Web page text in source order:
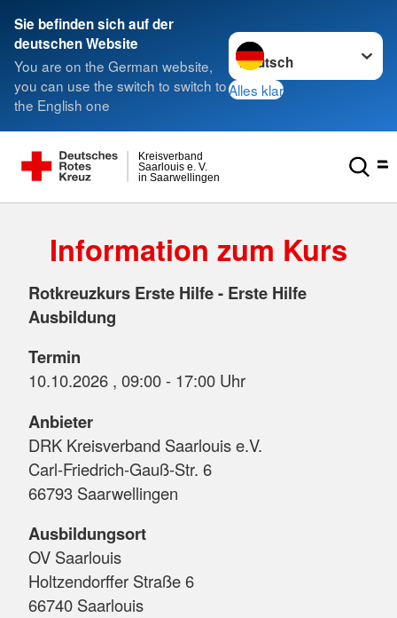
Sie befinden sich auf der
deutschen Website
You are on the German website,
you can use the switch to switch to
the English one
Sprache wechseln zu
Alles klar
in Saarwellingen
Saarlouis e. V.
Kreisverband
Information zum Kurs
Rotkreuzkurs Erste Hilfe - Erste Hilfe
Ausbildung
Termin
10.10.2026 , 09:00 - 17:00 Uhr
Anbieter
DRK Kreisverband Saarlouis e.V.
Carl-Friedrich-Gauß-Str. 6
66793 Saarwellingen
Ausbildungsort
OV Saarlouis
Holtzendorffer Straße 6
66740 Saarlouis